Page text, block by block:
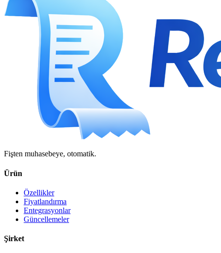
Fişten muhasebeye, otomatik.
Ürün
Özellikler
Fiyatlandırma
Entegrasyonlar
Güncellemeler
Şirket